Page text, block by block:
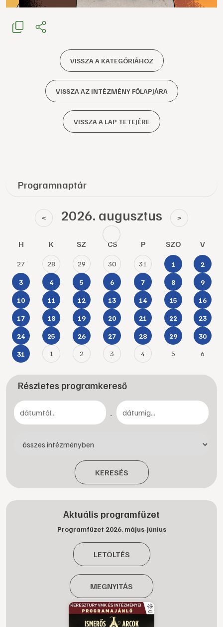
VISSZA A KATEGÓRIÁHOZ
VISSZA AZ INTÉZMÉNY FŐLAPJÁRA
VISSZA A LAP TETEJÉRE
Programnaptár
< 2026. augusztus >
H K SZ CS P SZO V
27 28 29 30 31 1 2
3 4 5 6 7 8 9
10 11 12 13 14 15 16
17 18 19 20 21 22 23
24 25 26 27 28 29 30
31 1 2 3 4 5 6
Részletes programkereső
-
KERESÉS
Aktuális programfüzet
Programfüzet 2026. május-június
LETÖLTÉS
MEGNYITÁS